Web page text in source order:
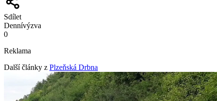
Sdílet
Dennívýzva
0
Reklama
Další články z Plzeňská Drbna